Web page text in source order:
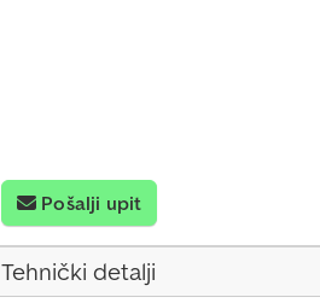
Pošalji upit
Tehnički detalji